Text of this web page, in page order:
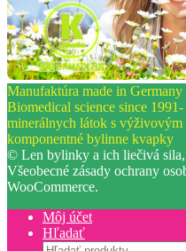
Manufaktúra made in
Biomedical science since
minerálnych látok s
komponentné bylinne kvapky
© Len bylinky a ich liečivá
Všeobecné zásady ochrany
WooCommerce.
Môj účet
Hľadať
Hľadať: